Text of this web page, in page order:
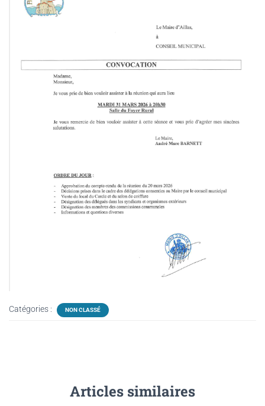
Catégories : NON CLASSÉ
Articles similaires